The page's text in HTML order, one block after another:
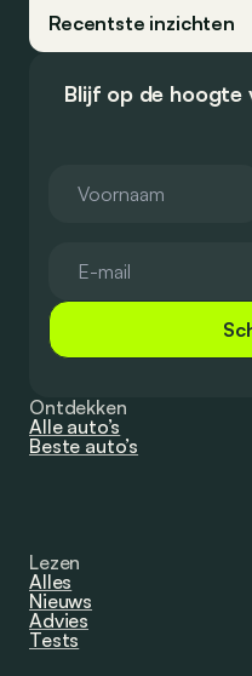
Recentste inzichten
Blijf op de hoogte
Ontdekken
Alle auto’s
Beste auto’s
Lezen
Alles
Nieuws
Advies
Tests